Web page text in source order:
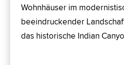
Wohnhäuser im
beeindruckender
das historische Indian